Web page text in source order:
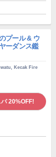
プール & ウ
ーダンス鑑
Kecak Fire
20%OFF!